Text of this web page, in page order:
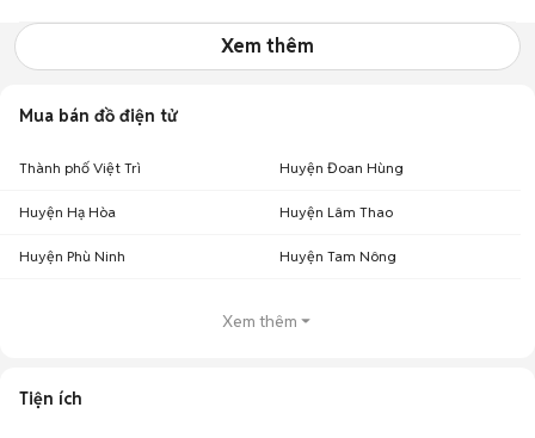
Xem thêm
Mua bán đồ điện tử
Thành phố Việt Trì Huyện Đoan Hùng
Huyện Hạ Hòa Huyện Lâm Thao
Huyện Phù Ninh Huyện Tam Nông
Xem thêm
Tiện ích